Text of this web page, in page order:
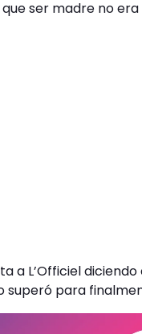
ser madre no
a L’Officiel
para